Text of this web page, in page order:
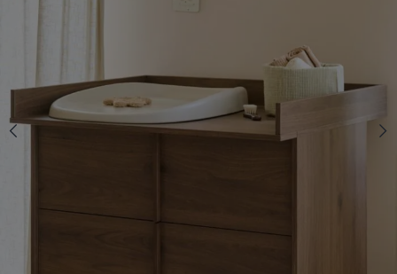
64,
Niet op voorraad
Informeer mij over beschikbaarheid
De verwachte levertijd is onbekend